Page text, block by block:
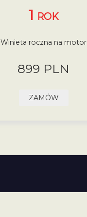
1 ROK
Winieta roczna na motor
899 PLN
ZAMÓW